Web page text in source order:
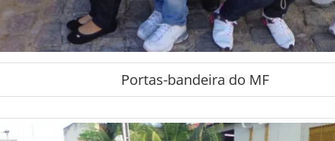
Portas-bandeira do MF